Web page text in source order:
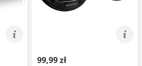
99,99 zł